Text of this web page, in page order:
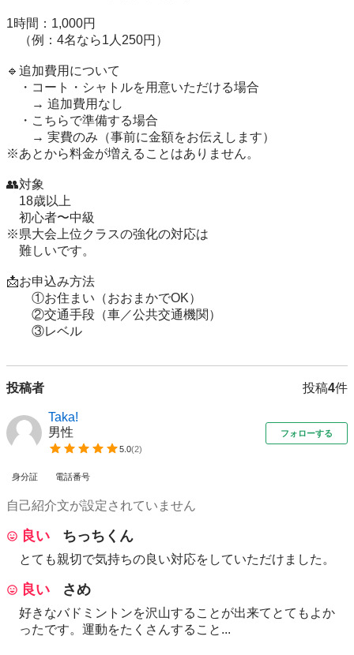
1時間：1,000円
（例：4名なら1人250円）
🔹追加費用について
・コート・シャトルを用意いただける場合
→ 追加費用なし
・こちらで準備する場合
→ 実費のみ（事前に金額をお伝えします）
※あとから料金が増えることはありません。
👥対象
18歳以上
初心者〜中級
※県大会上位クラスの強化の対応は
難しいです。
📩お申込み方法
①お住まい（おおまかでOK）
②交通手段（車／公共交通機関）
投稿者 投稿4件
Taka!
男性
5.0(2)
フォローする
身分証 電話番号
自己紹介文が設定されていません
良い ちっちくん
とても親切で気持ちの良い対応をしていただけました。
良い さめ
好きなバドミントンを沢山することが出来てとてもよか
ったです。運動をたくさんすること...